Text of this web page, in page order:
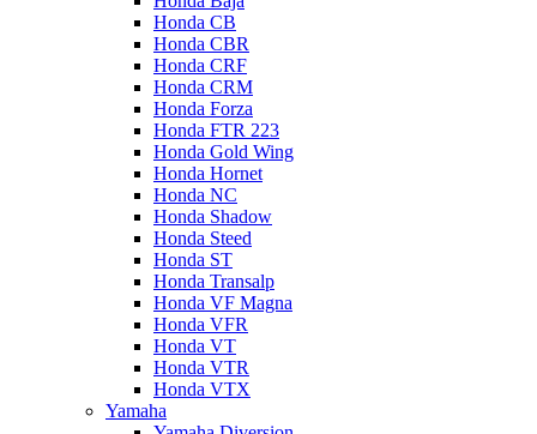
Honda CB
Honda CBR
Honda CRF
Honda CRM
Honda Forza
Honda FTR 223
Honda Gold Wing
Honda Hornet
Honda NC
Honda Shadow
Honda Steed
Honda ST
Honda Transalp
Honda VF Magna
Honda VFR
Honda VT
Honda VTR
Honda VTX
Yamaha